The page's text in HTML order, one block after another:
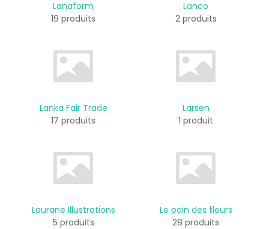
Lanaform
19 produits
Lanco
2 produits
Lanka Fair Trade
17 produits
Larsen
1 produit
Laurane Illustrations
5 produits
Le pain des fleurs
28 produits